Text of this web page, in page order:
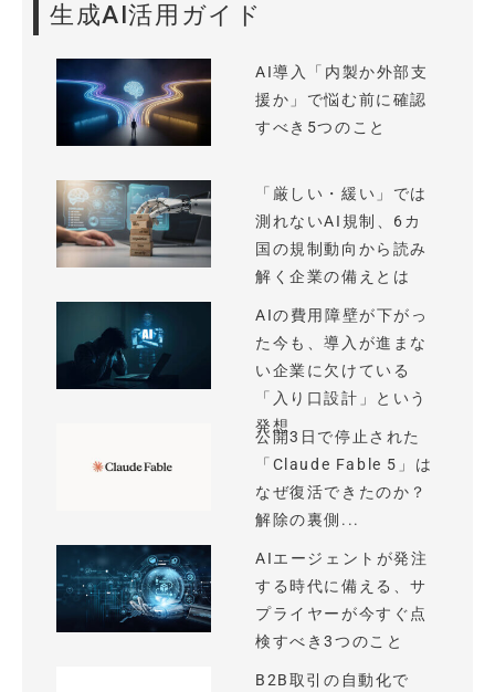
生成AI活用ガイド
AI導入「内製か外部支
援か」で悩む前に確認
すべき5つのこと
「厳しい・緩い」では
測れないAI規制、6カ
国の規制動向から読み
解く企業の備えとは
AIの費用障壁が下がっ
た今も、導入が進まな
い企業に欠けている
「入り口設計」という
発想
公開3日で停止された
「Claude Fable 5」は
なぜ復活できたのか？
解除の裏側...
AIエージェントが発注
する時代に備える、サ
プライヤーが今すぐ点
検すべき3つのこと
B2B取引の自動化で